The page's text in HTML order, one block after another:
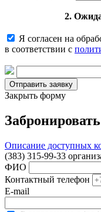
2.
Я согласен на
в соответствии с
Закрыть форму
Описание доступных
(383) 315-99-33
ФИО
Контактный телефон
E-mail